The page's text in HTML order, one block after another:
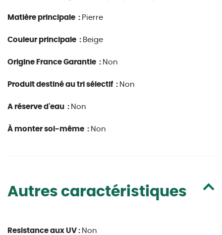
Matière principale : Pierre
Couleur principale : Beige
Origine France Garantie : Non
Produit destiné au tri sélectif : Non
A réserve d'eau : Non
À monter soi-même : Non
Autres caractéristiques
Resistance aux UV : Non